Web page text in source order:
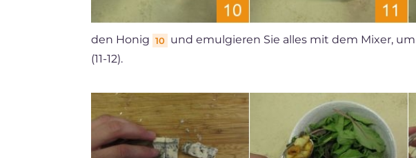
den Honig 10 und emulgieren Sie alles mit dem Mixer,
(11-12).